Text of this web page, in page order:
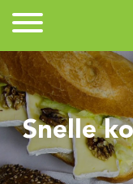
Snelle